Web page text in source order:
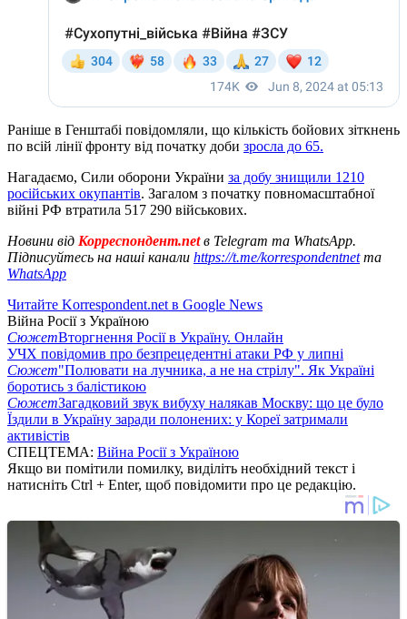
Раніше в Генштабі повідомляли, що кількість бойових зіткнень
по всій лінії фронту від початку доби зросла до 65.
Нагадаємо, Сили оборони України за добу знищили 1210
російських окупантів. Загалом з початку повномасштабної
війні РФ втратила 517 290 військових.
Новини від Корреспондент.netв Telegram та WhatsApp.
Підписуйтесь на наші канали https://t.me/korrespondentnetта
WhatsApp
Читайте Korrespondent.net в Google News
Війна Росії з Україною
СюжетВторгнення Росії в Україну. Онлайн
УЧХ повідомив про безпрецедентні атаки РФ у липні
Сюжет"Полювати на лучника, а не на стрілу". Як Україні
боротись з балістикою
СюжетЗагадковий звук вибуху налякав Москву: що це було
Їздили в Україну заради полонених: у Кореї затримали
активістів
СПЕЦТЕМА: Війна Росії з Україною
Якщо ви помітили помилку, виділіть необхідний текст і
натисніть Ctrl + Enter, щоб повідомити про це редакцію.